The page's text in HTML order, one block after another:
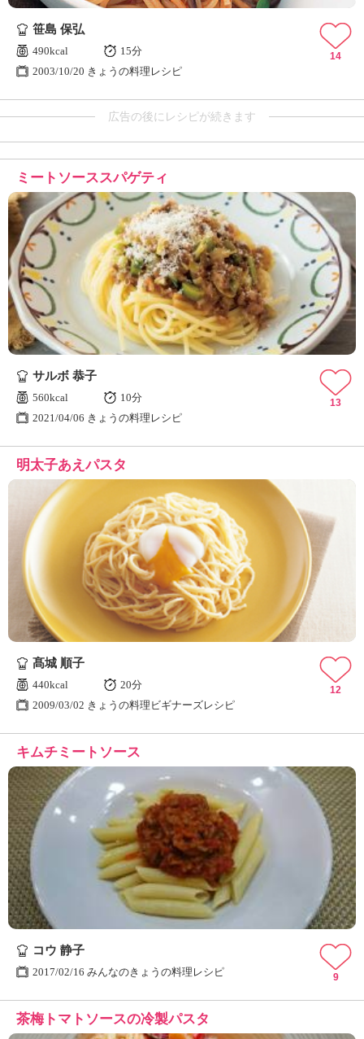
笹島 保弘
490kcal
15分
2003/10/20 きょうの料理レシピ
14
広告の後にレシピが続きます
ミートソーススパゲティ
サルボ 恭子
560kcal
10分
2021/04/06 きょうの料理レシピ
13
明太子あえパスタ
髙城 順子
440kcal
20分
2009/03/02 きょうの料理ビギナーズレシピ
12
キムチミートソース
コウ 静子
2017/02/16 みんなのきょうの料理レシピ 9
茶梅トマトソースの冷製パスタ